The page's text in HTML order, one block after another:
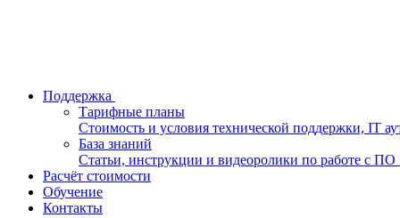
Поддержка
Тарифные планы
Стоимость и условия технической поддержки, IT
База знаний
Статьи, инструкции и видеоролики по работе с ПО
Расчёт стоимости
Обучение
Контакты